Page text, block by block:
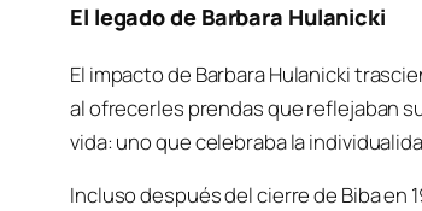
El legado de Barbara Hulanicki
El impacto de Barbara Hulanicki
al ofrecerles prendas que reflejaban
vida: uno que celebraba la
Incluso después del cierre de Biba en